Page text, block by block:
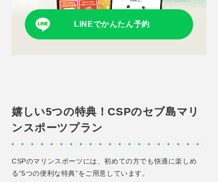
LINEでかんたん予約
嬉しい5つの特典！CSPのセブ島マリ
ンスポーツプラン
CSPのマリンスポーツには、初めての方でも快適に楽しめ
る“5つの便利な特典”をご用意しています。